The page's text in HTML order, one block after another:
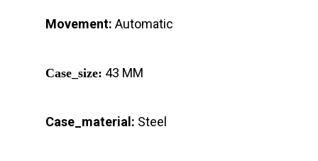
Movement: Automatic
Case_size: 43 MM
Case_material: Steel